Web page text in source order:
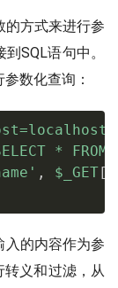
的方式来进行参
SQL语句中。
数化查询：
*
, $_GET[
入的内容作为参
转义和过滤，从